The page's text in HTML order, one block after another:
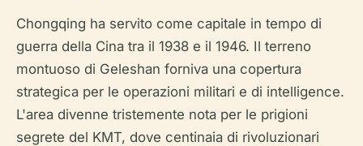
Chongqing ha servito come capitale in tempo di
guerra della Cina tra il 1938 e il 1946. Il terreno
montuoso di Geleshan forniva una copertura
strategica per le operazioni militari e di intelligence.
L'area divenne tristemente nota per le prigioni
segrete del KMT, dove centinaia di rivoluzionari